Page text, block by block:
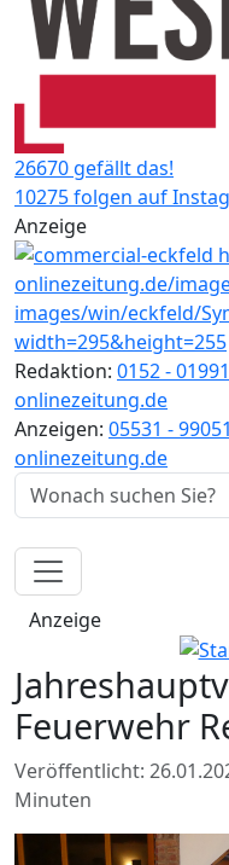
26670 gefällt das!
10275 folgen auf
Anzeige
Redaktion: 0152 -
onlinezeitung.de
Anzeigen: 05531 -
onlinezeitung.de
Anzeige
Feuerwehr
Veröffentlicht:
Minuten